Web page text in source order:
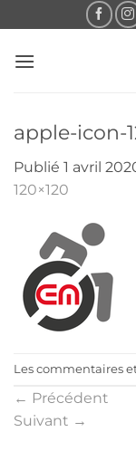
au
contenu
apple-icon-
Publié 1 avril
120×120
Les commentaires
← Précédent
Suivant →